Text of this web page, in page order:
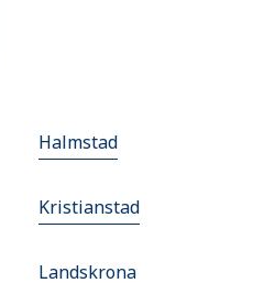
Halmstad
Kristianstad
Landskrona